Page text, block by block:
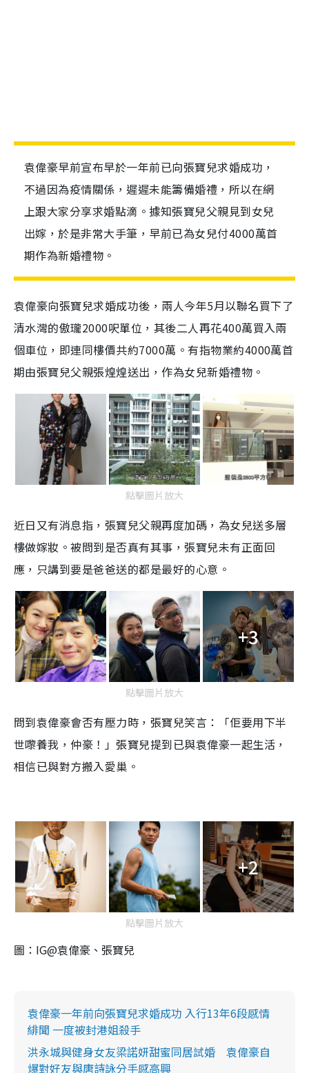
袁偉豪早前宣布早於一年前已向張寶兒求婚成功，
不過因為疫情關係，遲遲未能籌備婚禮，所以在網
上跟大家分享求婚點滴。據知張寶兒父親見到女兒
出嫁，於是非常大手筆，早前已為女兒付4000萬首
期作為新婚禮物。
袁偉豪向張寶兒求婚成功後，兩人今年5月以聯名買下了
清水灣的傲瓏2000呎單位，其後二人再花400萬買入兩
個車位，即連同樓價共約7000萬。有指物業約4000萬首
期由張寶兒父親張煌煌送出，作為女兒新婚禮物。
點擊圖片放大
近日又有消息指，張寶兒父親再度加碼，為女兒送多層
樓做嫁妝。被問到是否真有其事，張寶兒未有正面回
應，只講到要是爸爸送的都是最好的心意。
+3
點擊圖片放大
問到袁偉豪會否有壓力時，張寶兒笑言：「佢要用下半
世嚟養我，仲豪！」張寶兒提到已與袁偉豪一起生活，
相信已與對方搬入愛巢。
+2
點擊圖片放大
圖：IG@袁偉豪、張寶兒
袁偉豪一年前向張寶兒求婚成功 入行13年6段感情
緋聞 一度被封港姐殺手
洪永城與健身女友梁諾妍甜蜜同居試婚 袁偉豪自
爆對好友與唐詩詠分手感高興